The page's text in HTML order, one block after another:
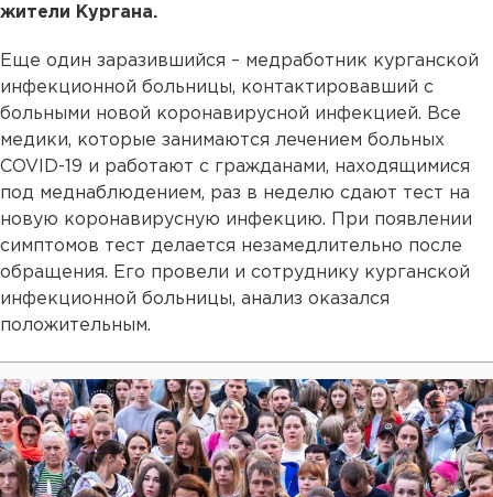
жители Кургана.
Еще один заразившийся – медработник курганской
инфекционной больницы, контактировавший с
больными новой коронавирусной инфекцией. Все
медики, которые занимаются лечением больных
COVID-19 и работают с гражданами, находящимися
под меднаблюдением, раз в неделю сдают тест на
новую коронавирусную инфекцию. При появлении
симптомов тест делается незамедлительно после
обращения. Его провели и сотруднику курганской
инфекционной больницы, анализ оказался
положительным.